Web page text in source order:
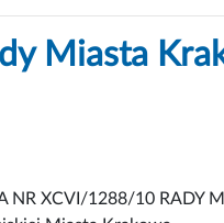
Miasta
NR XCVI/1288/10 RADY